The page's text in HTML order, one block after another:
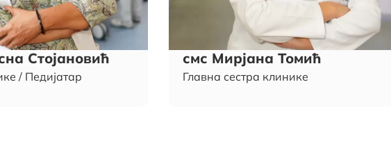
Стојановић
/ Педијатар
смс Мирјана Томић
Главна сестра клинике